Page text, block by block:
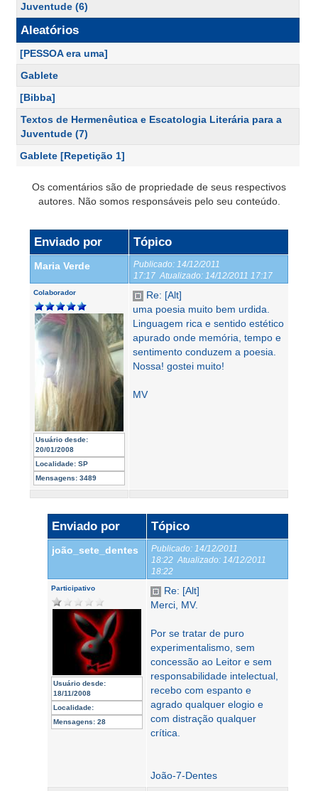
Juventude (6)
Aleatórios
[PESSOA era uma]
Gablete
[Bibba]
Textos de Hermenêutica e Escatologia Literária para a
Juventude (7)
Gablete [Repetição 1]
Os comentários são de propriedade de seus respectivos
autores. Não somos responsáveis pelo seu conteúdo.
Enviado por Tópico
Maria Verde Publicado: 14/12/2011
17:17 Atualizado: 14/12/2011 17:17
Colaborador
Usuário desde:
20/01/2008
Localidade: SP
Mensagens: 3489
Re: [Alt]
uma poesia muito bem urdida.
Linguagem rica e sentido estético
apurado onde memória, tempo e
sentimento conduzem a poesia.
Nossa! gostei muito!
MV
Enviado por Tópico
joão_sete_dentes Publicado: 14/12/2011
18:22 Atualizado: 14/12/2011
18:22
Participativo
Usuário desde:
18/11/2008
Localidade:
Mensagens: 28
Re: [Alt]
Merci, MV.
Por se tratar de puro
experimentalismo, sem
concessão ao Leitor e sem
responsabilidade intelectual,
recebo com espanto e
agrado qualquer elogio e
com distração qualquer
crítica.
João-7-Dentes